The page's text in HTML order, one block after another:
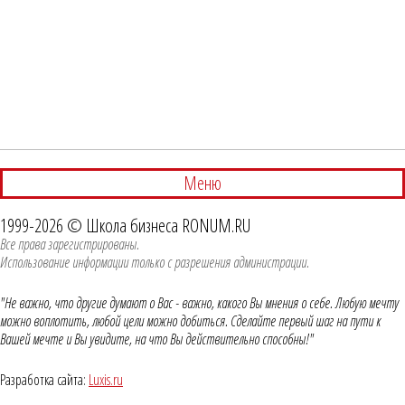
Меню
1999-2026 © Школа бизнеса RONUM.RU
Все права зарегистрированы.
Использование информации только с разрешения администрации.
"Не важно, что другие думают о Вас - важно, какого Вы мнения о себе. Любую мечту
можно воплотить, любой цели можно добиться. Сделайте первый шаг на пути к
Вашей мечте и Вы увидите, на что Вы действительно способны!"
Разработка сайта: Luxis.ru